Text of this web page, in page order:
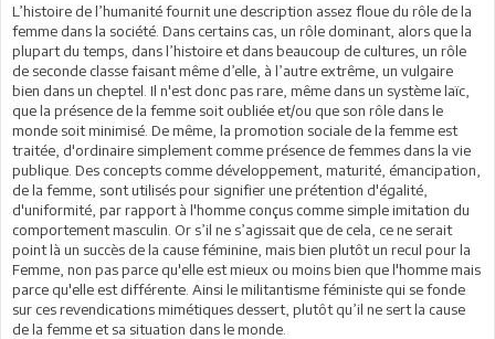
L’histoire de l’humanité fournit une description assez floue du rôle de la
femme dans la société. Dans certains cas, un rôle dominant, alors que la
plupart du temps, dans l’histoire et dans beaucoup de cultures, un rôle
de seconde classe faisant même d’elle, à l’autre extrême, un vulgaire
bien dans un cheptel. Il n'est donc pas rare, même dans un système laïc,
que la présence de la femme soit oubliée et/ou que son rôle dans le
monde soit minimisé. De même, la promotion sociale de la femme est
traitée, d'ordinaire simplement comme présence de femmes dans la vie
publique. Des concepts comme développement, maturité, émancipation,
de la femme, sont utilisés pour signifier une prétention d'égalité,
d'uniformité, par rapport à l'homme conçus comme simple imitation du
comportement masculin. Or s’il ne s’agissait que de cela, ce ne serait
point là un succès de la cause féminine, mais bien plutôt un recul pour la
Femme, non pas parce qu'elle est mieux ou moins bien que l'homme mais
parce qu'elle est différente. Ainsi le militantisme féministe qui se fonde
sur ces revendications mimétiques dessert, plutôt qu’il ne sert la cause
de la femme et sa situation dans le monde.